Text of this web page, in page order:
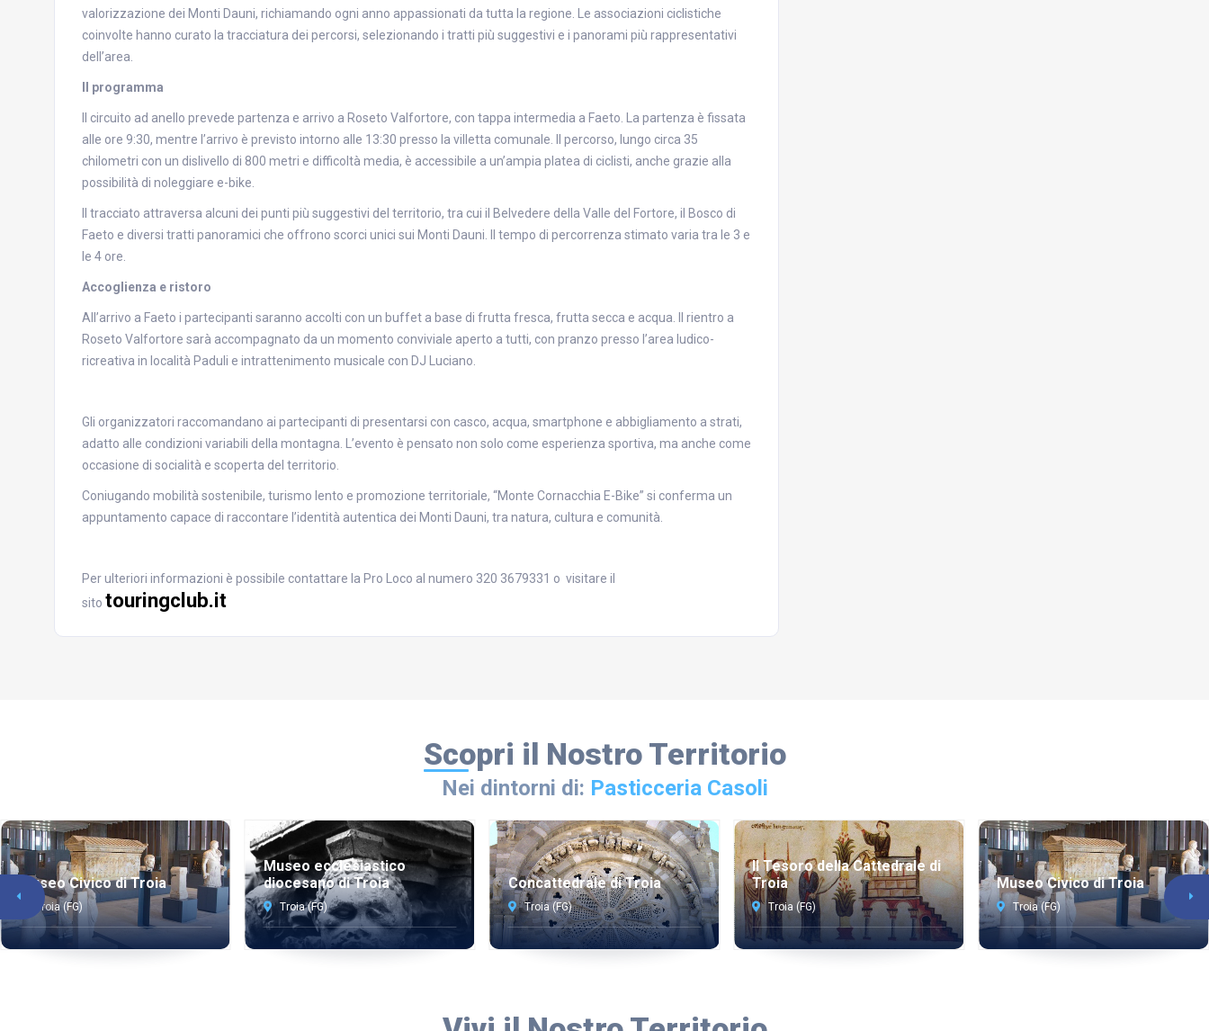
valorizzazione dei Monti Dauni, richiamando ogni anno appassionati da tutta la regione. Le associazioni ciclistiche
coinvolte hanno curato la tracciatura dei percorsi, selezionando i tratti più suggestivi e i panorami più rappresentativi
dell’area.
Il programma
Il circuito ad anello prevede partenza e arrivo a Roseto Valfortore, con tappa intermedia a Faeto. La partenza è fissata
alle ore 9:30, mentre l’arrivo è previsto intorno alle 13:30 presso la villetta comunale. Il percorso, lungo circa 35
chilometri con un dislivello di 800 metri e difficoltà media, è accessibile a un’ampia platea di ciclisti, anche grazie alla
possibilità di noleggiare e-bike.
Il tracciato attraversa alcuni dei punti più suggestivi del territorio, tra cui il Belvedere della Valle del Fortore, il Bosco di
Faeto e diversi tratti panoramici che offrono scorci unici sui Monti Dauni. Il tempo di percorrenza stimato varia tra le 3 e
le 4 ore.
Accoglienza e ristoro
All’arrivo a Faeto i partecipanti saranno accolti con un buffet a base di frutta fresca, frutta secca e acqua. Il rientro a
Roseto Valfortore sarà accompagnato da un momento conviviale aperto a tutti, con pranzo presso l’area ludico-
ricreativa in località Paduli e intrattenimento musicale con DJ Luciano.
Gli organizzatori raccomandano ai partecipanti di presentarsi con casco, acqua, smartphone e abbigliamento a strati,
adatto alle condizioni variabili della montagna. L’evento è pensato non solo come esperienza sportiva, ma anche come
occasione di socialità e scoperta del territorio.
Coniugando mobilità sostenibile, turismo lento e promozione territoriale, “Monte Cornacchia E-Bike” si conferma un
appuntamento capace di raccontare l’identità autentica dei Monti Dauni, tra natura, cultura e comunità.
Per ulteriori informazioni è possibile contattare la Pro Loco al numero 320 3679331 o visitare il
sito touringclub.it
Scopri il Nostro Territorio
Nei dintorni di: Pasticceria Casoli
Museo Civico di Troia
Troia (FG)
Museo ecclesiastico
diocesano di Troia
Troia (FG)
Concattedrale di Troia
Troia (FG)
Il Tesoro della Cattedrale di
Troia
Troia (FG)
Museo Civico di Troia
Troia (FG)